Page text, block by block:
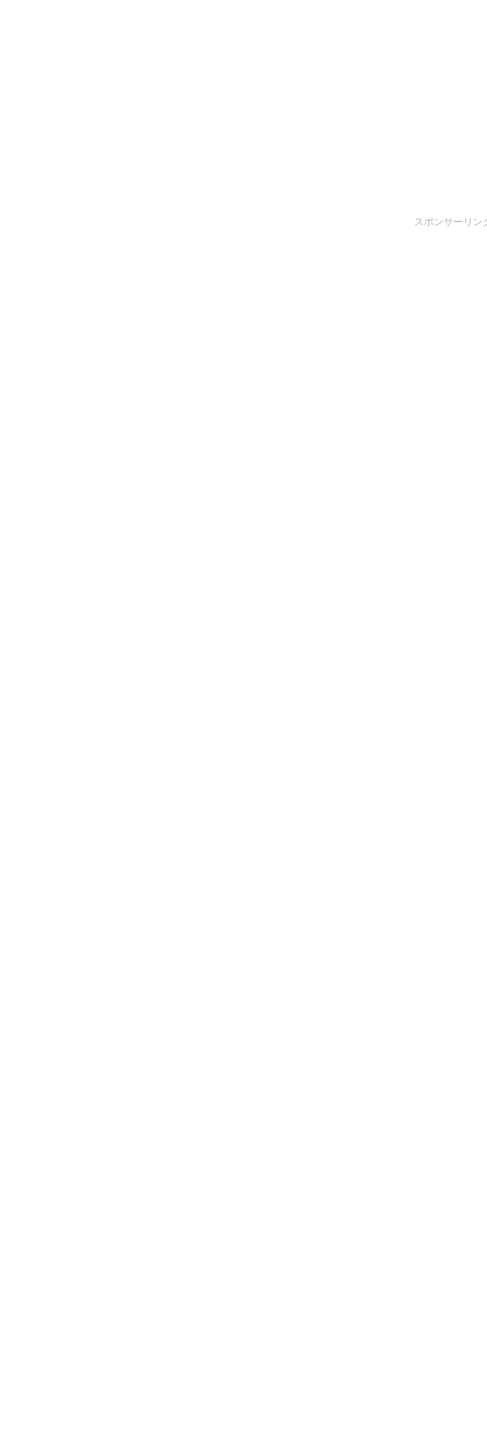
スポンサーリン